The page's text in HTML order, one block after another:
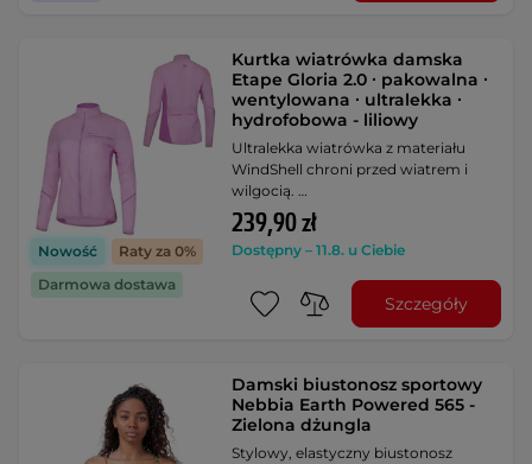
Nowość
Raty za 0%
Darmowa dostawa
Kurtka wiatrówka damska
Etape Gloria 2.0 ∙ pakowalna ∙
wentylowana ∙ ultralekka ∙
hydrofobowa - liliowy
Ultralekka wiatrówka z materiału
WindShell chroni przed wiatrem i
wilgocią. …
239,90 zł
Dostępny – 11.8. u Ciebie
Szczegóły
Damski biustonosz sportowy
Nebbia Earth Powered 565 -
Zielona dżungla
Stylowy, elastyczny biustonosz